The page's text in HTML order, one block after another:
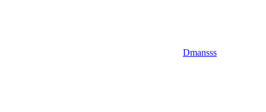
Dmansss